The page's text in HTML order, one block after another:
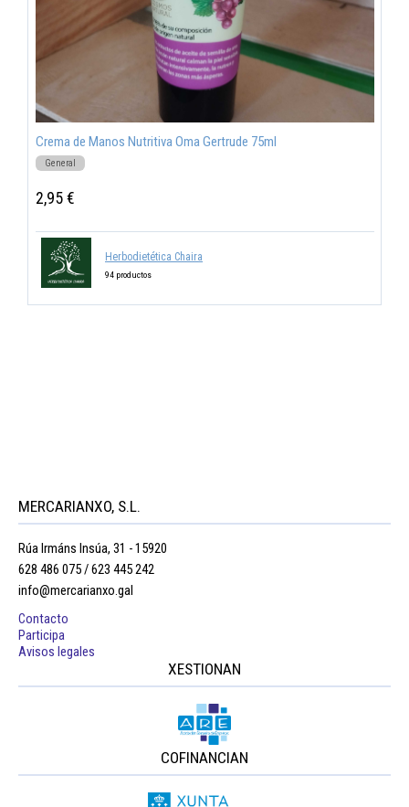
Crema de Manos Nutritiva Oma Gertrude 75ml
General
2,95 €
Herbodietética Chaira
94 productos
MERCARIANXO, S.L.
Rúa Irmáns Insúa, 31 - 15920
628 486 075 / 623 445 242
info@mercarianxo.gal
Contacto
Participa
Avisos legales
XESTIONAN
COFINANCIAN